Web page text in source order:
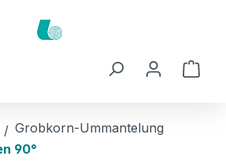
Grobkorn-Ummantelung
90°